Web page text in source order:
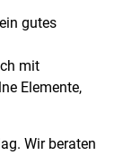
gutes
mit
Elemente,
Wir beraten